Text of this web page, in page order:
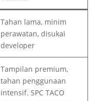
Tahan lama, minim
perawatan, disukai
developer
Tampilan premium,
tahan penggunaan
intensif. SPC TACO